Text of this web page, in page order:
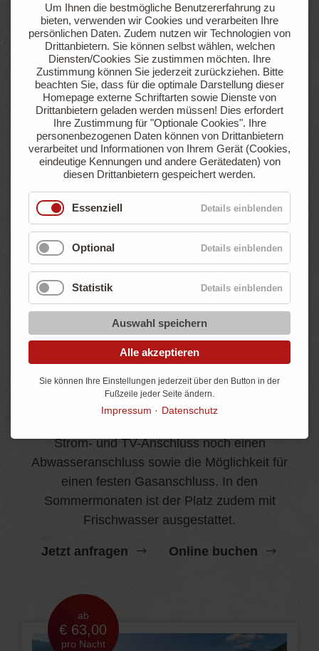
sowie einer Gasanschlussmöglichkeit
Jetzt anfragen Online buchen
Comfortstellplatz
Noch mehr Komfort
Strom- und TV-Anschluss noch einen
Abwasseranschluss sowie die Möglichkeit für
einen festen Gasanschluss. In den
Sommermonaten ist der Platz zudem mit
Frischwasser ausgestattet.
Jetzt anfragen Online buchen
ab
€ 47,90
pro Nacht
ab
€ 63,00
pro Nacht
Um Ihnen die bestmögliche Benutzererfahrung zu
bieten, verwenden wir Cookies und verarbeiten Ihre
persönlichen Daten. Zudem nutzen wir Technologien von
Drittanbietern. Sie können selbst wählen, welchen
Diensten/Cookies Sie zustimmen möchten. Ihre
Zustimmung können Sie jederzeit zurückziehen. Bitte
beachten Sie, dass für die optimale Darstellung dieser
Homepage externe Schriftarten sowie Dienste von
Drittanbietern geladen werden müssen! Dies erfordert
Ihre Zustimmung für "Optionale Cookies". Ihre
personenbezogenen Daten können von Drittanbietern
verarbeitet und Informationen von Ihrem Gerät (Cookies,
eindeutige Kennungen und andere Gerätedaten) von
diesen Drittanbietern gespeichert werden.
Essenziell Details einblenden
Optional Details einblenden
Statistik Details einblenden
Auswahl speichern
Alle akzeptieren
Sie können Ihre Einstellungen jederzeit über den Button in der
Fußzeile jeder Seite ändern.
Impressum Datenschutz